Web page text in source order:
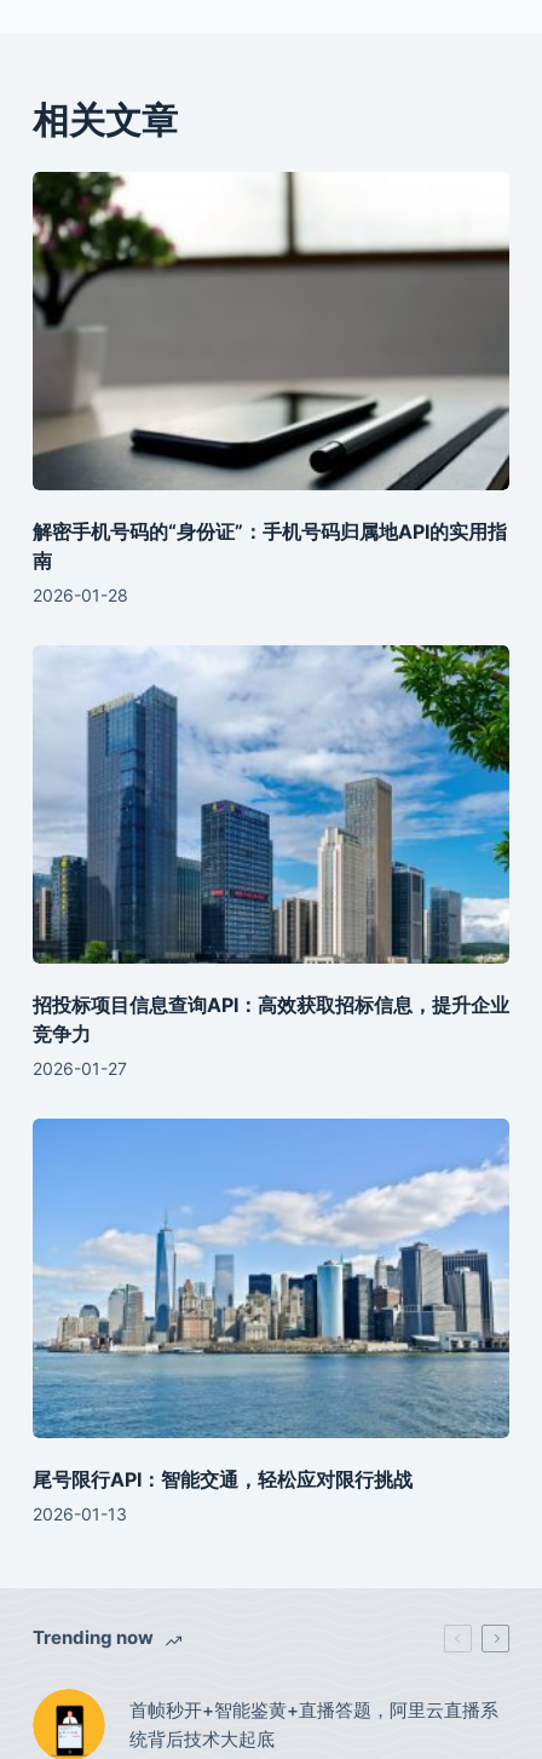
相关文章
解密手机号码的“身份证”：手机号码归属地API的实用指
南
2026-01-28
招投标项目信息查询API：高效获取招标信息，提升企业
竞争力
2026-01-27
尾号限行API：智能交通，轻松应对限行挑战
2026-01-13
Trending now
首帧秒开+智能鉴黄+直播答题，阿里云直播系
统背后技术大起底